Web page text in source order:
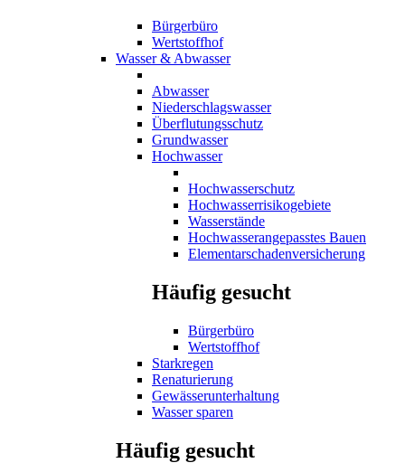
Bürgerbüro
Wertstoffhof
Wasser & Abwasser
Abwasser
Niederschlagswasser
Überflutungsschutz
Grundwasser
Hochwasser
Hochwasserschutz
Hochwasserrisikogebiete
Wasserstände
Hochwasserangepasstes Bauen
Elementarschadenversicherung
Häufig gesucht
Bürgerbüro
Wertstoffhof
Starkregen
Renaturierung
Gewässerunterhaltung
Wasser sparen
Häufig gesucht